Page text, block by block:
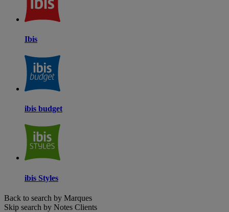
Ibis
ibis budget
ibis Styles
Back to search by Marques
Skip search by Notes Clients